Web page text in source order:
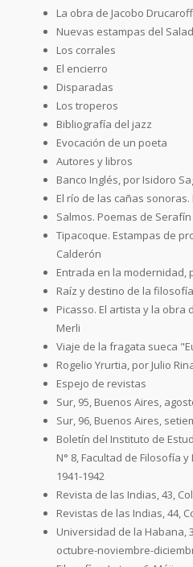
La obra de Jacobo Drucaroff
Nuevas estampas del
Los corrales
El encierro
Disparadas
Los troperos
Bibliografía del jazz
Evocación de un poeta
Autores y libros
Banco Inglés, por Isidoro
El río de las cañas sonoras.
Salmos. Poemas de
Tipacoque. Estampas de
Calderón
Entrada en la modernidad,
Raíz y destino de la
Picasso. El artista y la obra
Merli
Viaje de la fragata sueca
Rogelio Yrurtia, por Julio
Espejo de revistas
Sur, 95, Buenos Aires,
Sur, 96, Buenos Aires,
Boletín del Instituto de
N° 8, Facultad de Filosofía
1941-1942
Revista de las Indias, 43,
Revistas de las Indias, 44,
Universidad de la Habana,
octubre-noviembre-